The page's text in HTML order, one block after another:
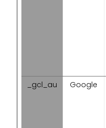
_gcl_au Google